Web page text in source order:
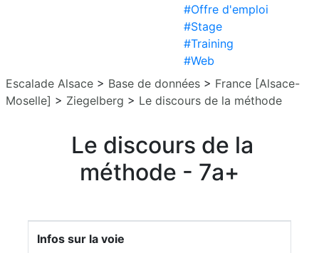
#Offre d'emploi
#Stage
#Training
#Web
Escalade Alsace > Base de données > France [Alsace-
Moselle] > Ziegelberg > Le discours de la méthode
Le discours de la
méthode - 7a+
Infos sur la voie